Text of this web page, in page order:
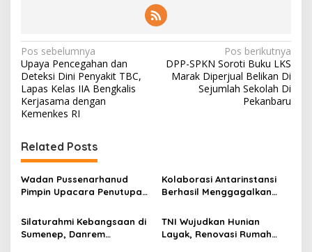
N
a
v
i
a
s
i
o
Pos sebelumnya
Upaya Pencegahan dan
Deteksi Dini Penyakit TBC,
Lapas Kelas IIA Bengkalis
Kerjasama dengan
Kemenkes RI
Pos berikutnya
DPP-SPKN Soroti Buku LKS
Marak Diperjual Belikan Di
Sejumlah Sekolah Di
Pekanbaru
Related Posts
Wadan Pussenarhanud
Pimpin Upacara Penutupan
KDKMP Tahun 2026 di
Pusdikarhanud
Kolaborasi Antarinstansi
Berhasil Menggagalkan
3,4 Ton Merkuri Cair
Silaturahmi Kebangsaan di
Sumenep, Danrem
TNI Wujudkan Hunian
Layak, Renovasi Rumah